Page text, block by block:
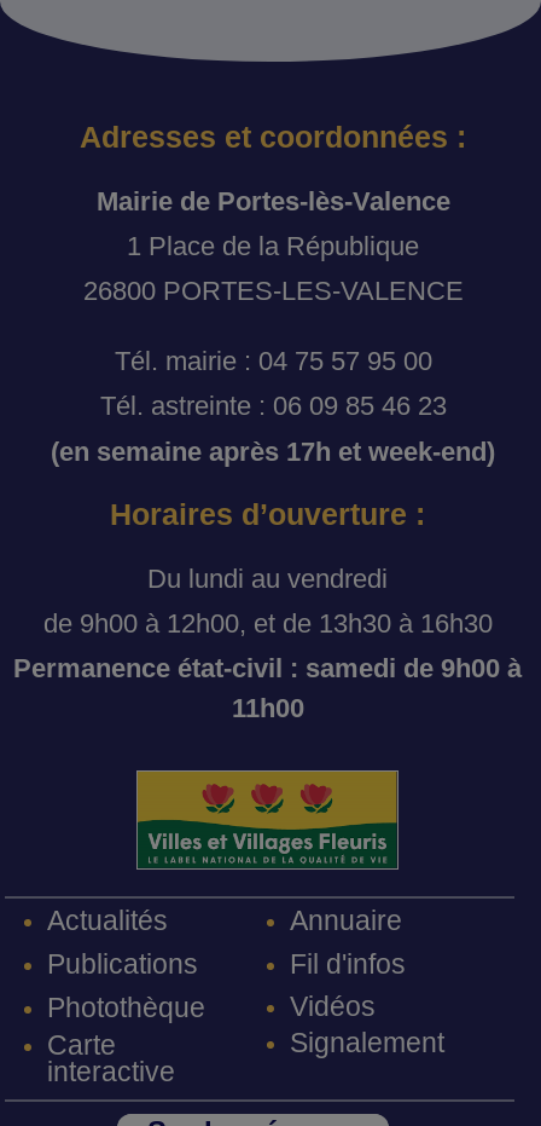
Adresses et coordonnées :
Mairie de Portes-lès-Valence
1 Place de la République
26800 PORTES-LES-VALENCE
Tél. mairie : 04 75 57 95 00
Tél. astreinte : 06 09 85 46 23
(en semaine après 17h et week-end)
Horaires d’ouverture :
Du lundi au vendredi
de 9h00 à 12h00, et de 13h30 à 16h30
Permanence état-civil : samedi de 9h00 à
11h00
Actualités
Publications
Photothèque
Carte
interactive
Annuaire
Fil d'infos
Vidéos
Signalement